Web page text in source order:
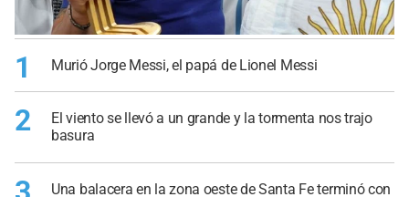
1 Murió Jorge Messi, el papá de Lionel Messi
2
El viento se llevó a un grande y la tormenta nos trajo
basura
Una balacera en la zona oeste de Santa Fe terminó con